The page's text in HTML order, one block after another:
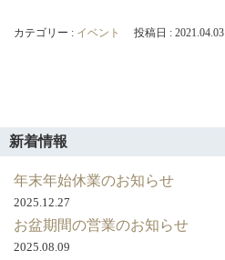
カテゴリー : イベント 投稿日 : 2021.04.03
新着情報
年末年始休業のお知らせ
2025.12.27
お盆期間の営業のお知らせ
2025.08.09